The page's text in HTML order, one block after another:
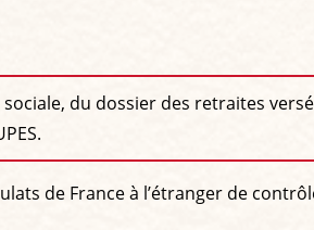
du dossier des retraites
de France à l’étranger de